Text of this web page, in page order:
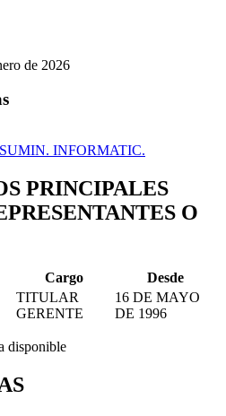
de 2026
INFORMATIC.
PRINCIPALES
O
Cargo
Desde
TITULAR
GERENTE
16 DE MAYO
DE 1996
disponible